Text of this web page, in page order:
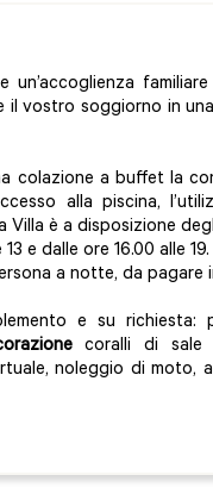
un’accoglienza
il vostro soggiorno in
colazione a buffet la
alla piscina,
Villa è a disposizione
e dalle ore 16.00 alle 19.
a notte, da pagare
e su richiesta:
coralli di sale
noleggio di moto,